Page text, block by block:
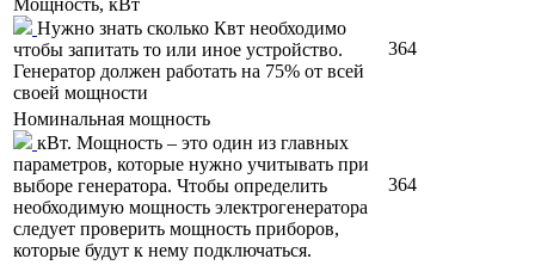
Мощность, кВт
Нужно знать сколько Квт необходимо
чтобы запитать то или иное устройство.
Генератор должен работать на 75% от всей
своей мощности
364
Номинальная мощность
кВт. Мощность – это один из главных
параметров, которые нужно учитывать при
выборе генератора. Чтобы определить
необходимую мощность электрогенератора
следует проверить мощность приборов,
которые будут к нему подключаться.
364